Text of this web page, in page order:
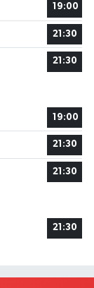
19:00
21:30
21:30
19:00
21:30
21:30
21:30